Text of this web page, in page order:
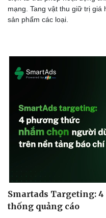
Doanh nghiệp 24h
mạng. Tang vật thu giữ trị
sản phẩm các loại.
Smartads Targeting:
thống quảng cáo